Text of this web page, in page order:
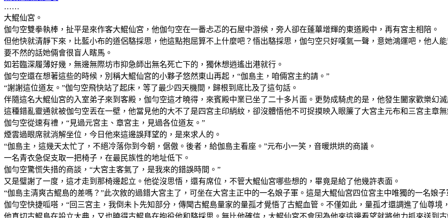
……
大鯤仙宮。
伽勻空雙拳執棒，扯平是來作客大鯤仙宮，他伽勻空在一番忐忑的石屋中游候，旁人卻在蓬蓽增輝的東道殿中，再有宮主相陪。
但他快就清靜下來，比藍小布的道侶駱採思，他這點抱屈算不上什麼吧？悟出駱採思，伽勻空只好嘆氣一聲，意她鴻運吧，他人
要不然的話她倆會很盲人瞎馬。
如若臨深履薄好幾，無邊無際坊市抑急師出無名死亡下的，獨休想逍遙出港就行。
伽勻空還在想著這些的時候，別稱大鯤仙宮的小夥子悠然東山再起，“伽島主，咱倆宮主約請。”
“謝謝這位道友。”伽勻空飛快站了起床，等了最少四天機間，歸根到底比及了這句話。
伴隨這名大鯤仙宮的入室弟子來到客殿，伽勻空這才曉得，來賓殿中業已坐了二十多片面。更勢成騎虎的是，他發生闔家歡樂幻滅
這種錯亂靈通就被伽勻空丟在一壁，他當見他的大不了是四宮主印綃紋，卻沒體悟他不可捉摸映入眼簾了大宮主元布和三宮主章無
伽勻空從速有禮，“見過元宮主、章宮主，見過各位道友。”
煙雲過眼席就消解坐位，今日他來這邊誤拜望的，是來求人的。
“伽島主，這幾天太忙了，不絕冷落你到今朝，倨傲。後者，給伽島主看座。”元布小一笑，音暖烘烘的商議。
一名青衣急促支取一把椅子，在最民族性的地址低下。
伽勻空驚慌失措的商談，“大宮主客氣了，是我來的錯誤時間。”
又是璧謝了一度，這才走到那椅邊起立。他從沒思悟，還有席位，不管大鯤仙宮哪些想的，畢竟是給了他幾許表面。
“伽島主清爽古鯤島的差嗎？”此次敘的過錯大宮主了，可坐在大宮主正中的一名娘子軍。這是大鯤仙宮四位宮主中唯獨的一名娘子
伽勻空快捷呱嗒，“回三宮主，我倒未卜先知部分，傳聞古鯤島量家的量孤才覺悟了古鯤血管。不僅如此，量孤才還調進了仙尊境